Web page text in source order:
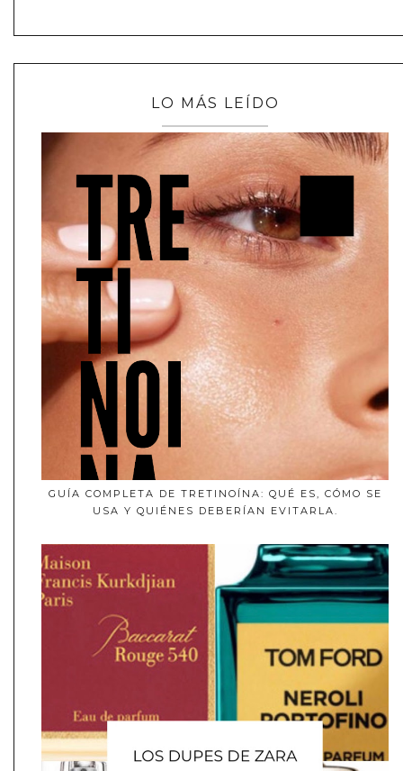
LO MÁS LEÍDO
GUÍA COMPLETA DE TRETINOÍNA: QUÉ ES, CÓMO SE
USA Y QUIÉNES DEBERÍAN EVITARLA.